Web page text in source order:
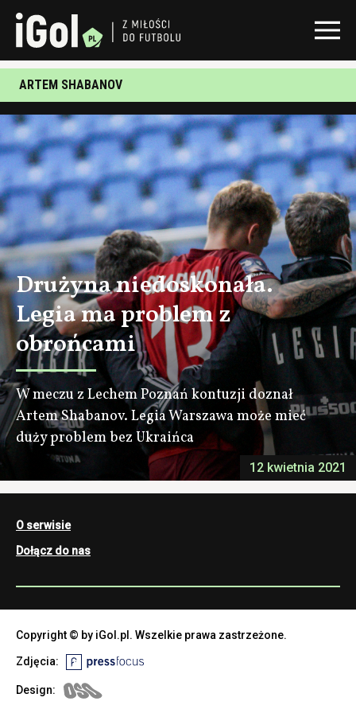
ARTEM SHABANOV
12 kwietnia 2021
Drużyna niedoskonała.
Legia ma problem z
obrońcami
W meczu z Lechem Poznań kontuzji doznał
Artem Shabanov. Legia Warszawa może mieć
duży problem bez Ukraińca
O serwisie
Dołącz do nas
Copyright © by iGol.pl. Wszelkie prawa zastrzeżone.
Zdjęcia:
Design: